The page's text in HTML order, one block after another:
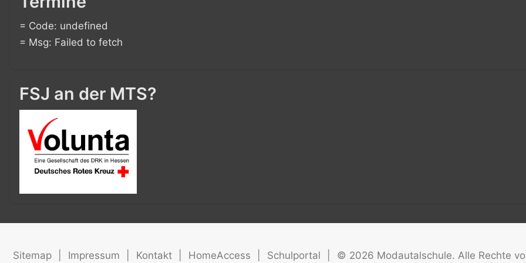
= Code: undefined
= Msg: Failed to fetch
FSJ an der MTS?
Sitemap Impressum Kontakt HomeAccess Schulportal © 2026 Modautalschule. Alle Rechte